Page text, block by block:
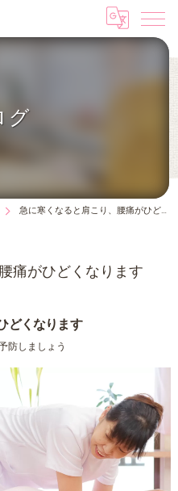
グ
急に寒くなると肩こり、腰痛がひどくなります
痛がひどくなります
どくなります
防しましょう